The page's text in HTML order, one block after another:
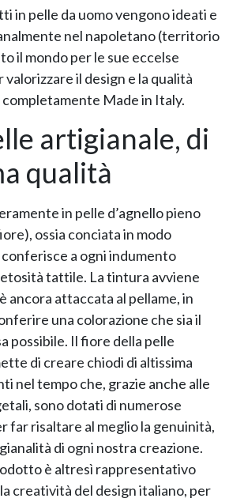
in pelle da uomo vengono ideati e
nel napoletano (territorio
il mondo per le sue eccelse
il design e la qualità
Made in Italy.
artigianale, di
qualità
in pelle d’agnello pieno
ossia conciata in modo
a ogni indumento
tattile. La tintura avviene
ancora attaccata al pellame, in
una colorazione che sia il
possibile. Il fiore della pelle
di creare chiodi di altissima
nel tempo che, grazie anche alle
sono dotati di numerose
far risaltare al meglio la genuinità,
di ogni nostra creazione.
è altresì rappresentativo
creatività del design italiano, per